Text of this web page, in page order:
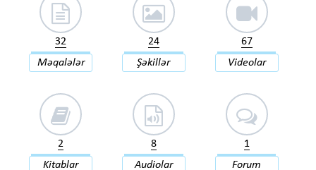
32
Məqalələr
24
Şəkillər
67
Videolar
2
Kitablar
8
Audiolar
1
Forum